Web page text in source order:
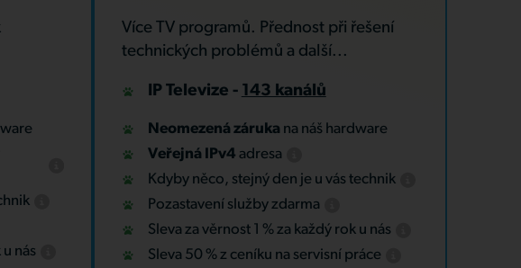
u nás
Více TV programů. Přednost při řešení
technických problémů a další...
IP Televize - 143 kanálů
Neomezená záruka na náš hardware
Veřejná IPv4 adresa
Kdyby něco, stejný den je u vás technik
Pozastavení služby zdarma
Sleva za věrnost 1 % za každý rok u nás
Sleva 50 % z ceníku na servisní práce